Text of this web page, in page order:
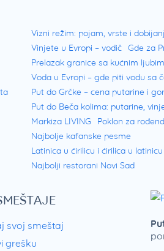
Vizni režim: pojam, vrste i
Vinjete u Evropi – vodič Gde za
Prelazak granice sa kućnim
Voda u Evropi – gde piti vodu sa
Put do Grčke – cena putarine i
Put do Beča kolima: putarine,
Markiza LIVING
Poklon za
Najbolje kafanske pesme
Latinica u ćirilicu i ćirilica u latinicu
Najbolji restorani Novi Sad
svoj smeštaj
grešku